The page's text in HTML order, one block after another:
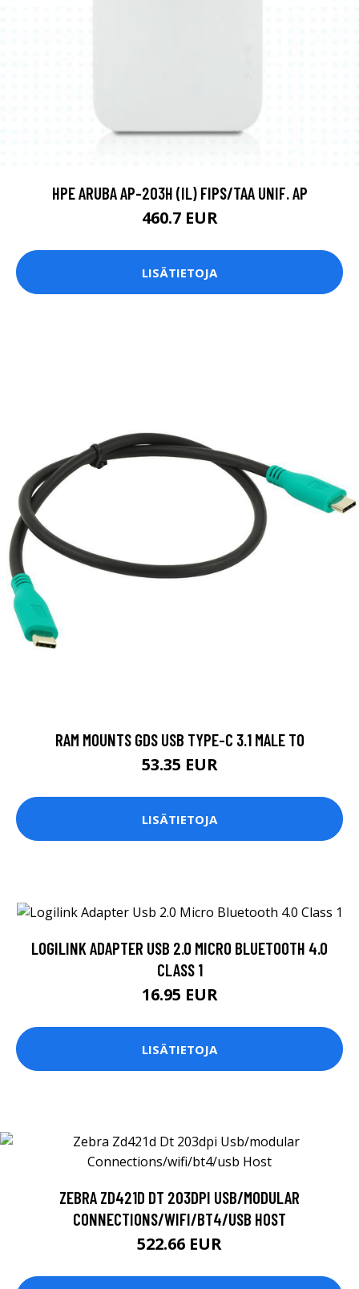
HPE ARUBA AP-203H (IL) FIPS/TAA UNIF. AP
460.7 EUR
LISÄTIETOJA
RAM MOUNTS GDS USB TYPE-C 3.1 MALE TO
53.35 EUR
LISÄTIETOJA
LOGILINK ADAPTER USB 2.0 MICRO BLUETOOTH 4.0
CLASS 1
16.95 EUR
LISÄTIETOJA
ZEBRA ZD421D DT 203DPI USB/MODULAR
CONNECTIONS/WIFI/BT4/USB HOST
522.66 EUR